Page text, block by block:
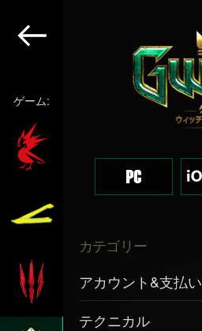
ゲーム:
カテゴリー
アカウント&支払い
テクニカル